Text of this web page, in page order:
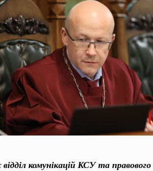
комунікацій КСУ та